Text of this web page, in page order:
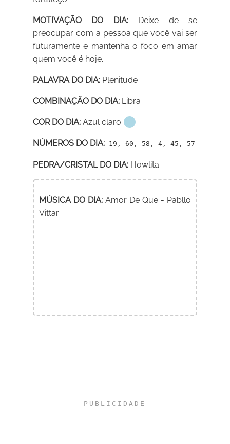
MOTIVAÇÃO DO DIA:Deixe de se
preocupar com a pessoa que você vai ser
futuramente e mantenha o foco em amar
quem você é hoje.
PALAVRA DO DIA: Plenitude
COMBINAÇÃO DO DIA: Libra
COR DO DIA: Azul claro
NÚMEROS DO DIA: 19, 60, 58, 4, 45, 57
PEDRA/CRISTAL DO DIA: Howlita
MÚSICA DO DIA: Amor De Que - Pabllo
Vittar